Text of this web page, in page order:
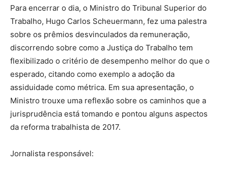
Para encerrar o dia, o Ministro do Tribunal Superior do
Trabalho, Hugo Carlos Scheuermann, fez uma palestra
sobre os prêmios desvinculados da remuneração,
discorrendo sobre como a Justiça do Trabalho tem
flexibilizado o critério de desempenho melhor do que o
esperado, citando como exemplo a adoção da
assiduidade como métrica. Em sua apresentação, o
Ministro trouxe uma reflexão sobre os caminhos que a
jurisprudência está tomando e pontou alguns aspectos
da reforma trabalhista de 2017.
Jornalista responsável: